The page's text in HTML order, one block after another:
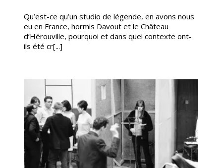
Qu’est-ce qu’un studio de légende, en avons nous
eu en France, hormis Davout et le Château
d’Hérouville, pourquoi et dans quel contexte ont-
ils été cr[...]